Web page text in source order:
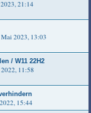
21:14
Mai 2023, 13:03
/ W11 22H2
11:58
15:44